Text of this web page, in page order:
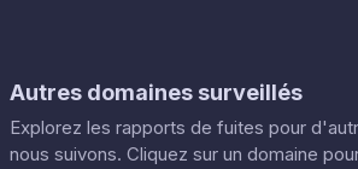
Autres domaines surveillés
Explorez les rapports de fuites pour
nous suivons. Cliquez sur un domaine